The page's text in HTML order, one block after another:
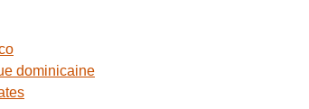
dominicaine